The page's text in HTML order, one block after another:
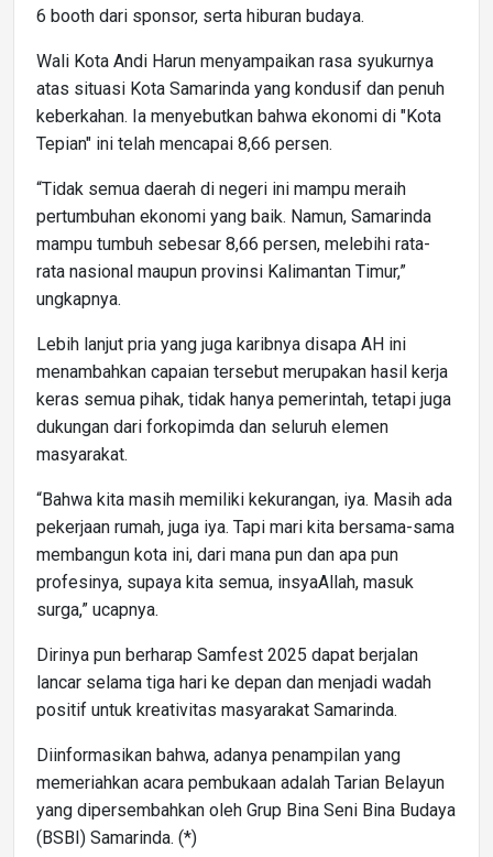
6 booth dari sponsor, serta hiburan budaya.
Wali Kota Andi Harun menyampaikan rasa syukurnya
atas situasi Kota Samarinda yang kondusif dan penuh
keberkahan. Ia menyebutkan bahwa ekonomi di "Kota
Tepian" ini telah mencapai 8,66 persen.
“Tidak semua daerah di negeri ini mampu meraih
pertumbuhan ekonomi yang baik. Namun, Samarinda
mampu tumbuh sebesar 8,66 persen, melebihi rata-
rata nasional maupun provinsi Kalimantan Timur,”
ungkapnya.
Lebih lanjut pria yang juga karibnya disapa AH ini
menambahkan capaian tersebut merupakan hasil kerja
keras semua pihak, tidak hanya pemerintah, tetapi juga
dukungan dari forkopimda dan seluruh elemen
masyarakat.
“Bahwa kita masih memiliki kekurangan, iya. Masih ada
pekerjaan rumah, juga iya. Tapi mari kita bersama-sama
membangun kota ini, dari mana pun dan apa pun
profesinya, supaya kita semua, insyaAllah, masuk
surga,” ucapnya.
Dirinya pun berharap Samfest 2025 dapat berjalan
lancar selama tiga hari ke depan dan menjadi wadah
positif untuk kreativitas masyarakat Samarinda.
Diinformasikan bahwa, adanya penampilan yang
memeriahkan acara pembukaan adalah Tarian Belayun
yang dipersembahkan oleh Grup Bina Seni Bina Budaya
(BSBI) Samarinda. (*)